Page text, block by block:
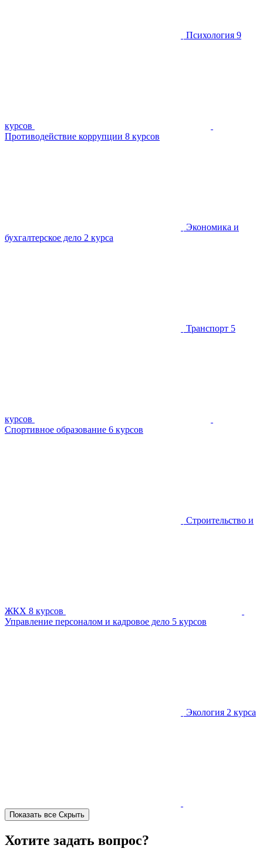
Психология 9
курсов
Противодействие коррупции 8 курсов
Экономика и
бухгалтерское дело 2 курса
Транспорт 5
курсов
Спортивное образование 6 курсов
Строительство и
ЖКХ 8 курсов
Управление персоналом и кадровое дело 5 курсов
Экология 2 курса
Показать все Скрыть
Хотите задать вопрос?